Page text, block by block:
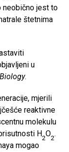
neobično jest to
štetnima
u
.
mjerili
reaktivne
molekulu
H2O2.
mogao